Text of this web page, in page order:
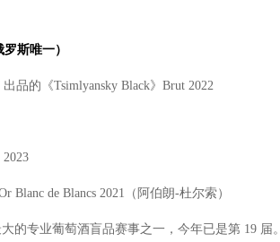
罗斯唯一）
出品的《Tsimlyansky Black》Brut 2022
Blanc de Blancs 2021（阿伯朗-杜尔索）
的专业葡萄酒盲品赛事之一，今年已是第 19 届。